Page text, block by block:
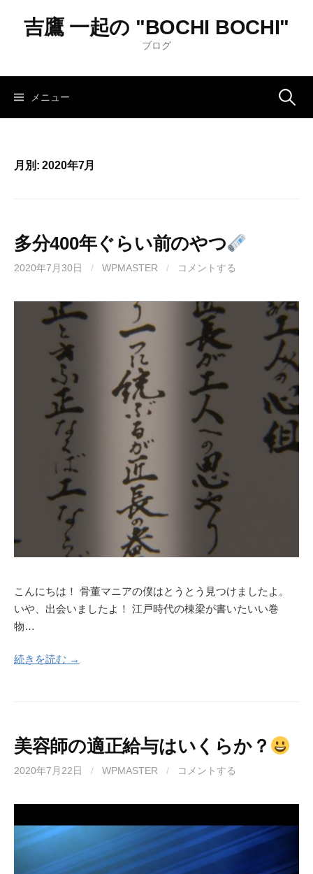
ツ
吉鷹 一起の "BOCHI BOCHI"
ブログ
メニュー 検
月別: 2020年7月
多分400年ぐらい前のやつ
2020年7月30日 / WPMASTER / コメントする
こんにちは！ 骨董マニアの僕はとうとう見つけましたよ。
いや、出会いましたよ！ 江戸時代の棟梁が書いたいい巻
物…
続きを読む →
美容師の適正給与はいくらか？
2020年7月22日 / WPMASTER / コメントする